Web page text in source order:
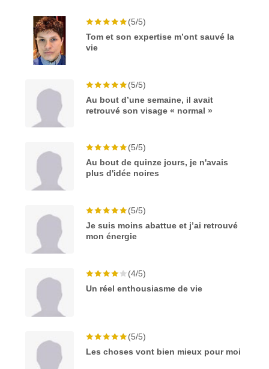
(5/5)
Tom et son expertise m’ont sauvé la
vie
(5/5)
Au bout d’une semaine, il avait
retrouvé son visage « normal »
(5/5)
Au bout de quinze jours, je n'avais
plus d'idée noires
(5/5)
Je suis moins abattue et j’ai retrouvé
mon énergie
(4/5)
Un réel enthousiasme de vie
(5/5)
Les choses vont bien mieux pour moi